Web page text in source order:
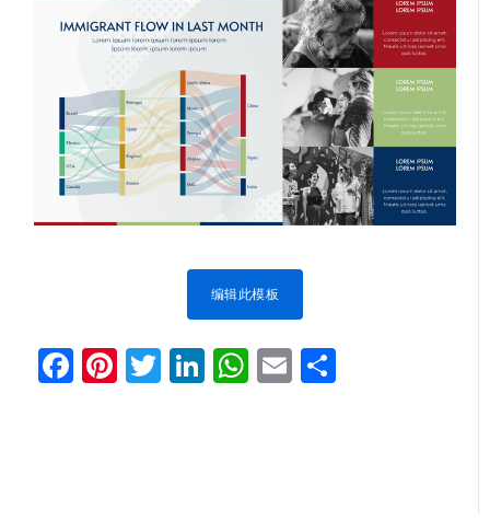
编辑此模板
Facebook
Pinterest
Twitter
LinkedIn
WhatsApp
Email